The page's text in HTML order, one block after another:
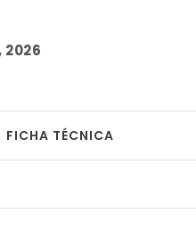
2026
FICHA TÉCNICA